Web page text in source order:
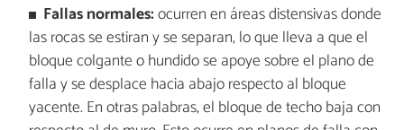
Fallas normales:ocurren en áreas distensivas donde
las rocas se estiran y se separan, lo que lleva a que el
bloque colgante o hundido se apoye sobre el plano de
falla y se desplace hacia abajo respecto al bloque
yacente. En otras palabras, el bloque de techo baja con